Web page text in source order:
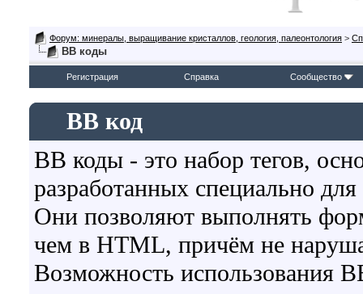
Форум: минералы, выращивание кристаллов, геология, палеонтология >
BB коды
Регистрация Справка Сообщество
BB код
BB коды - это набор тегов,
разработанных специально
Они позволяют выполнять
чем в HTML, причём не
Возможность использования